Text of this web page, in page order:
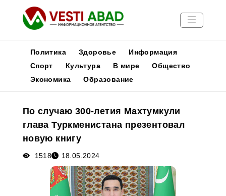
Новости
Медиа
Афиша
Политика Здоровье
Информация
Спорт
Культура В мире
Общество
Экономика
Образование
По случаю 300-летия Махтумкули
глава Туркменистана презентовал
новую книгу
1518 18.05.2024